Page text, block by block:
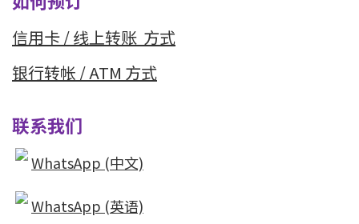
信用卡 / 线上转账 方式
银行转帐 / ATM 方式
联系我们
WhatsApp (中文)
WhatsApp (英语)